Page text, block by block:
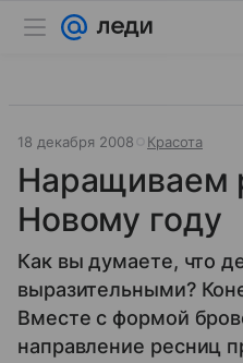
18 декабря 2008 Красота
Наращиваем
Новому году
Как вы думаете, что
выразительными?
Вместе с формой
направление ресниц